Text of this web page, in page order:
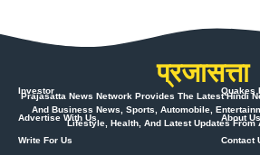
प्रजासत्ता
Prajasatta News Network Provides The Latest Hindi
And Business News, Sports, Automobile,
Lifestyle, Health, And Latest Updates From
Investor
Advertise With Us
Write For Us
Quakes
About Us
Contact